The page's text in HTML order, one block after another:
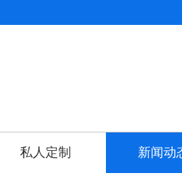
私人定制 新闻动